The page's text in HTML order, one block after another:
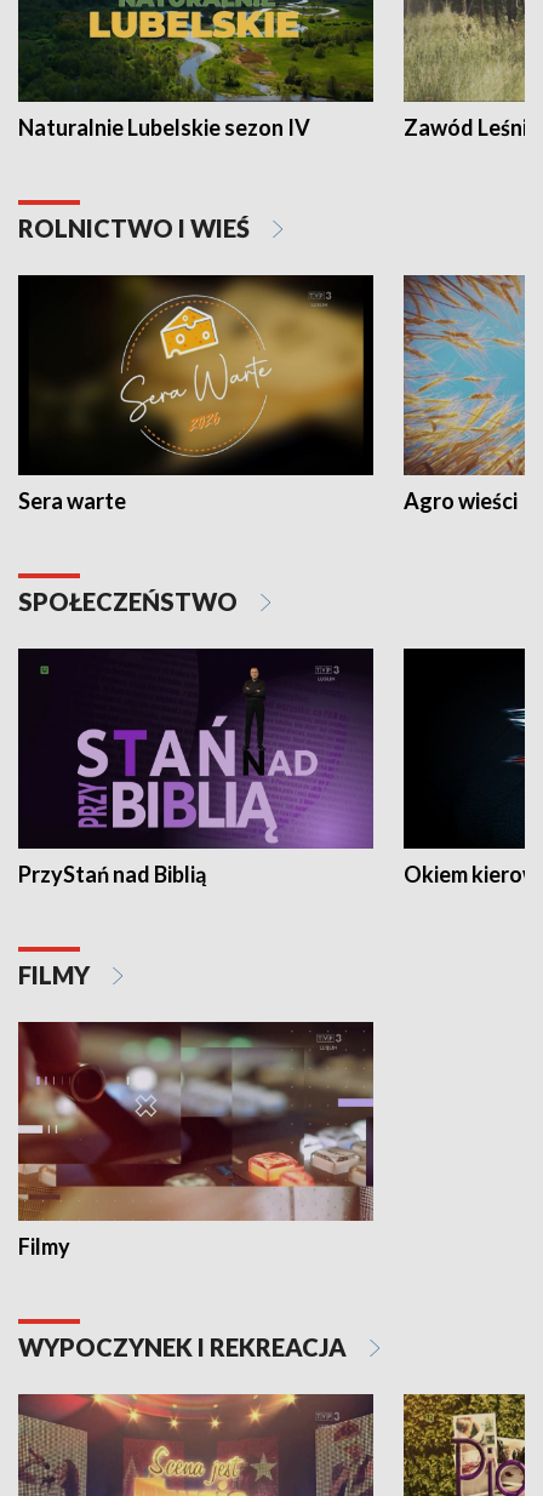
Naturalnie Lubelskie sezon IV Zawód Leśnik
ROLNICTWO I WIEŚ
Sera warte Agro wieści
SPOŁECZEŃSTWO
PrzyStań nad Biblią Okiem
FILMY
Filmy
WYPOCZYNEK I REKREACJA